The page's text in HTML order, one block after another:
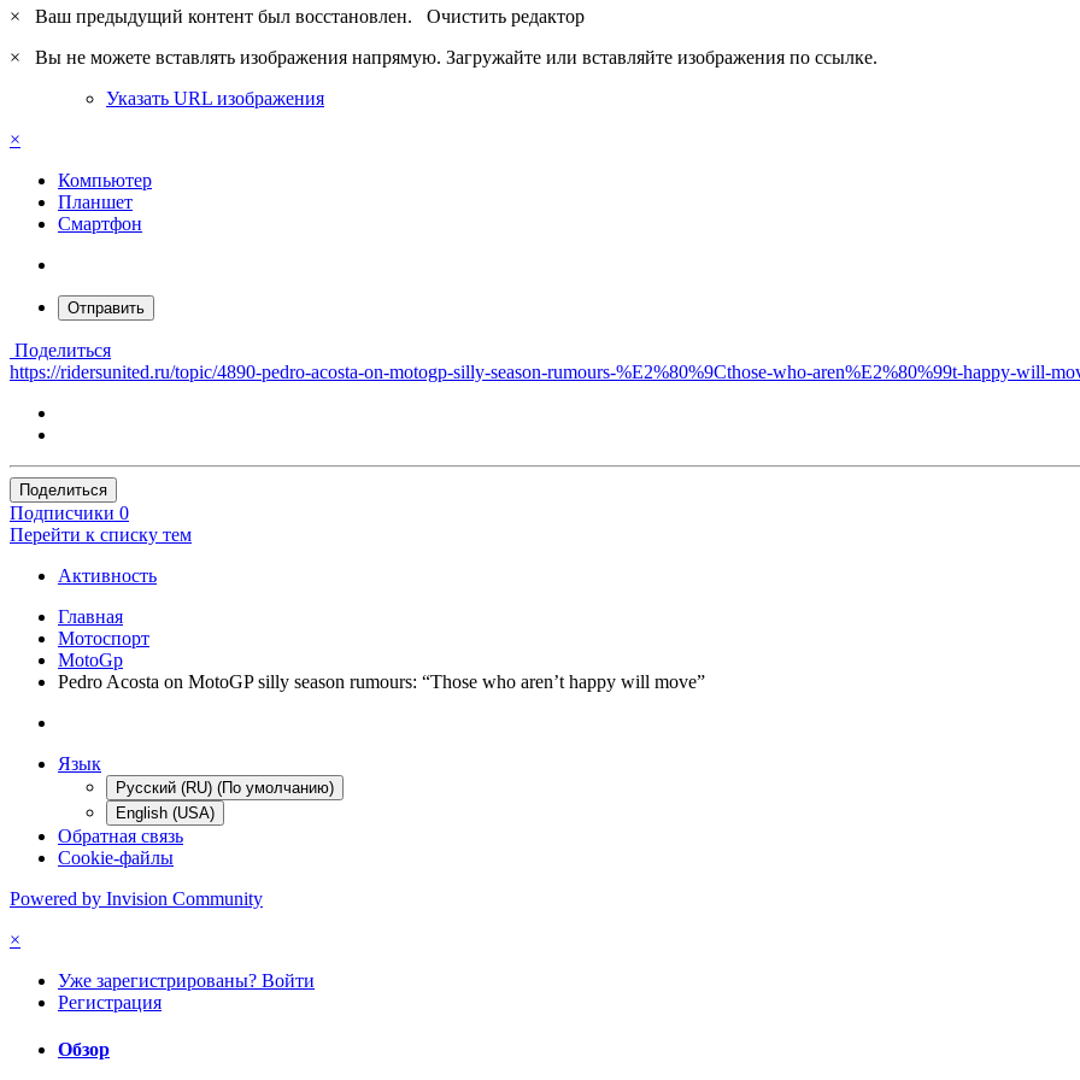
×
Ваш предыдущий контент был восстановлен. Очистить редактор
×
Вы не можете вставлять изображения напрямую. Загружайте или вставляйте изображения по ссылке.
Указать URL изображения
×
Компьютер
Планшет
Смартфон
Отправить
Поделиться
https://ridersunited.ru/topic/4890-pedro-acosta-on-motogp-silly-season-rumours-%E2%80%9Cthose-who-aren%E2%80%99t-happy-will-
Поделиться
Подписчики 0
Перейти к списку тем
Активность
Главная
Мотоспорт
MotoGp
Pedro Acosta on MotoGP silly season rumours: “Those who aren’t happy will move”
Язык
Русский (RU) (По умолчанию)
English (USA)
Обратная связь
Cookie-файлы
Powered by Invision Community
×
Уже зарегистрированы? Войти
Регистрация
Обзор